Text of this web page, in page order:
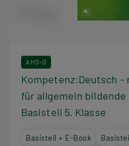
AHS-O
Kompetenz:Deutsch -
für allgemein bildende
Basisteil 5. Klasse
Basisteil + E-Book